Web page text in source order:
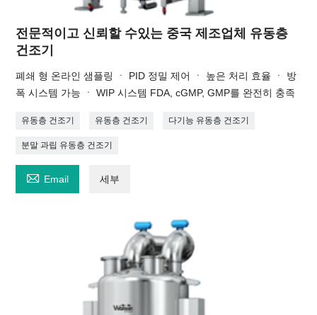
전문적이고 신뢰할 수있는 중국 제조업체 유동층
건조기
폐쇄 형 온라인 샘플링 ㆍ PID 정밀 제어 ㆍ 높은 처리 효율 ㆍ 방
폭 시스템 가능 ㆍ WIP 시스템 FDA, cGMP, GMP를 완전히 충족
유동층 건조기 유동층 건조기 다기능 유동층 건조기
분말 과립 유동층 건조기
 Email 세부